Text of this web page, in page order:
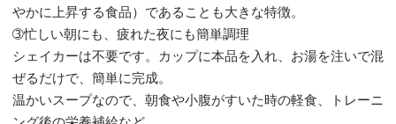
やかに上昇する食品）であることも大きな特徴。
➂忙しい朝にも、疲れた夜にも簡単調理
シェイカーは不要です。カップに本品を入れ、お湯を注いで混
ぜるだけで、簡単に完成。
温かいスープなので、朝食や小腹がすいた時の軽食、トレーニ